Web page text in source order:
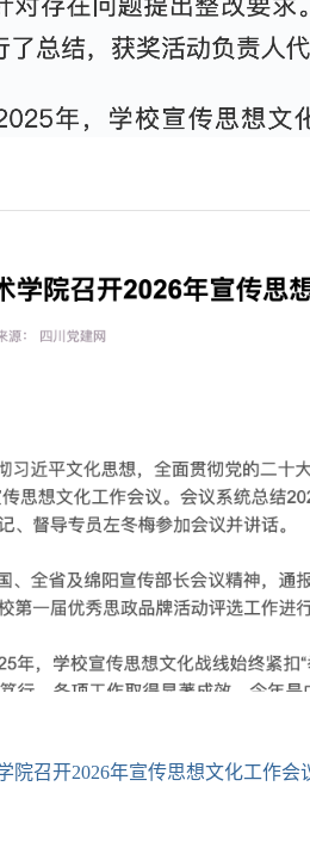
院召开2026年宣传思想文化工作会